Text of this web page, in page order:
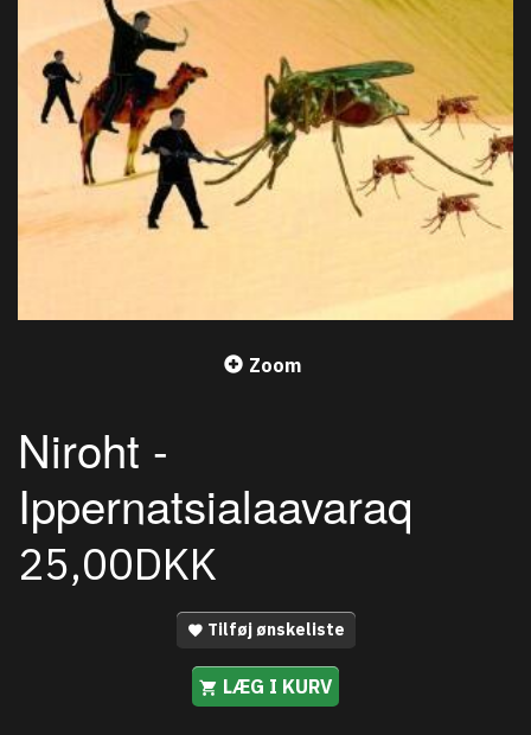
Zoom
Niroht -
Ippernatsialaavaraq
25,00DKK
Tilføj ønskeliste
LÆG I KURV